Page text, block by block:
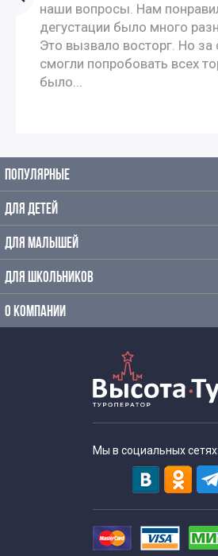
Исторические экскурсии
Экскурсии
Экскурсии для школьников
Экскурсии для
Тематические экскурсии
Экскурсии для
В Подмосковье
наши вопросы. Нам
дегустации было много
Это вызвало восторг. Но
смогли попробовать всех
было...
ПОПУЛЯРНЫЕ
ДЛЯ ДЕТЕЙ
ДЛЯ МАЛЫШЕЙ
ДЛЯ ШКОЛЬНИКОВ
О КОМПАНИИ
Мы в социальных сетях: